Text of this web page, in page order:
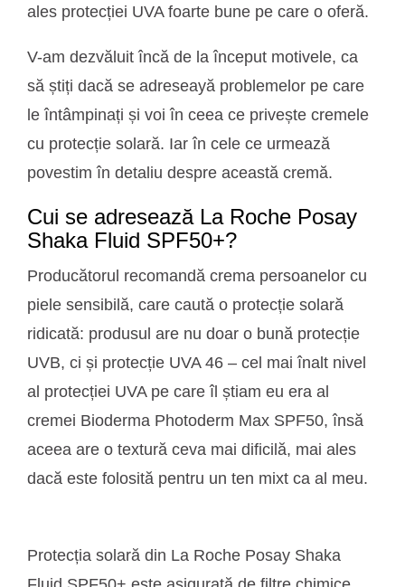
ales protecției UVA foarte bune pe care o oferă.
V-am dezvăluit încă de la început motivele, ca
să știți dacă se adreseayă problemelor pe care
le întâmpinați și voi în ceea ce privește cremele
cu protecție solară. Iar în cele ce urmează
povestim în detaliu despre această cremă.
Cui se adresează La Roche Posay
Shaka Fluid SPF50+?
Producătorul recomandă crema persoanelor cu
piele sensibilă, care caută o protecție solară
ridicată: produsul are nu doar o bună protecție
UVB, ci și protecție UVA 46 – cel mai înalt nivel
al protecției UVA pe care îl știam eu era al
cremei Bioderma Photoderm Max SPF50, însă
aceea are o textură ceva mai dificilă, mai ales
dacă este folosită pentru un ten mixt ca al meu.
Protecția solară din La Roche Posay Shaka